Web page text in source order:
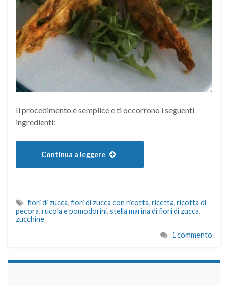
Il procedimento è semplice e ti occorrono i seguenti
ingredienti:
Continua a leggere
fiori di zucca, fiori di zucca con ricotta, ricetta, ricotta di
pecora, rucola e pomodorini, stella marina di fiori di zucca,
zucchine
1 commento